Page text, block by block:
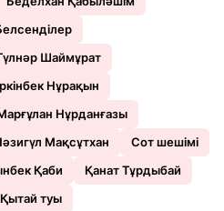
Шаймұрат
Нұрақын
Нұрданғазы
Мақсұтхан
Сот шешімі
Қаби
Қанат Тұрдыбай
Қытай туы